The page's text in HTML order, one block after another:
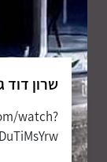
שרון דוד
watch?